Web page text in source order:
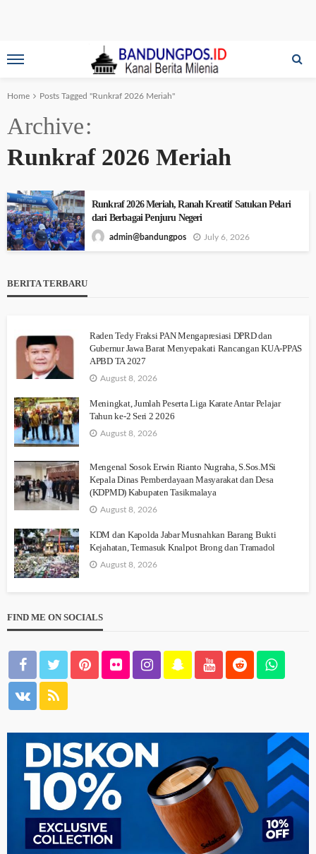
Home Posts Tagged "Runkraf 2026 Meriah"
Archive
Runkraf 2026 Meriah
Runkraf 2026 Meriah, Ranah Kreatif Satukan Pelari
dari Berbagai Penjuru Negeri
admin@bandungpos July 6, 2026
BERITA TERBARU
Raden Tedy Fraksi PAN Mengapresiasi DPRD dan
Gubernur Jawa Barat Menyepakati Rancangan KUA-PPAS
APBD TA 2027
August 8, 2026
Meningkat, Jumlah Peserta Liga Karate Antar Pelajar
Tahun ke-2 Seri 2 2026
August 8, 2026
Mengenal Sosok Erwin Rianto Nugraha, S.Sos.MSi
Kepala Dinas Pemberdayaan Masyarakat dan Desa
(KDPMD) Kabupaten Tasikmalaya
August 8, 2026
KDM dan Kapolda Jabar Musnahkan Barang Bukti
Kejahatan, Termasuk Knalpot Brong dan Tramadol
August 8, 2026
FIND ME ON SOCIALS